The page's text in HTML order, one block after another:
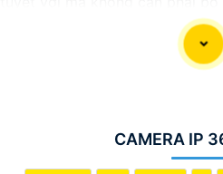
hợp công nghệ trí tuệ nhân tạo
diện chính xác các chi tiết
ánh sáng hồng ngoại, giúp tiết
CAMERA IP